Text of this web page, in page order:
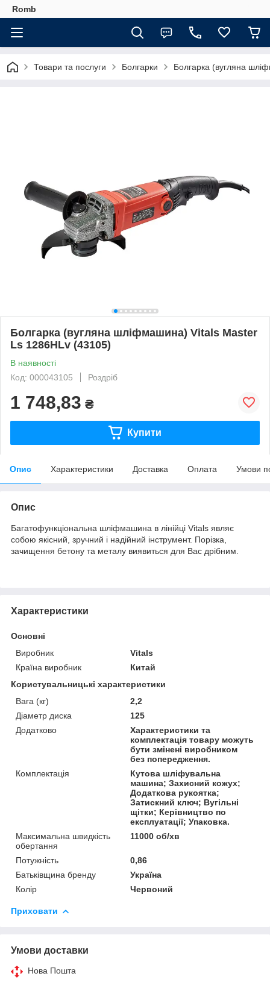
Romb
Товари та послуги Болгарки Болгарка (вугляна
Болгарка (вугляна шліфмашина) Vitals Master
Ls 1286HLv (43105)
В наявності
Код: 000043105
Роздріб
1 748,83 ₴
Купити
Опис Характеристики Доставка Оплата Умови
Опис
Багатофункціональна шліфмашина в лінійці Vitals являє
собою якісний, зручний і надійний інструмент. Порізка,
зачищення бетону та металу виявиться для Вас дрібним.
Характеристики
Основні
Виробник
Vitals
Країна виробник
Китай
Користувальницькі характеристики
Вага (кг)
2,2
Діаметр диска
125
Додатково
Характеристики та
комплектація товару можуть
бути змінені виробником
без попередження.
Комплектація
Кутова шліфувальна
машина; Захисний кожух;
Додаткова рукоятка;
Затискний ключ; Вугільні
щітки; Керівництво по
експлуатації; Упаковка.
Максимальна швидкість
обертання
11000 об/хв
Потужність
0,86
Батьківщина бренду
Україна
Колір
Червоний
Приховати
Умови доставки
Нова Пошта